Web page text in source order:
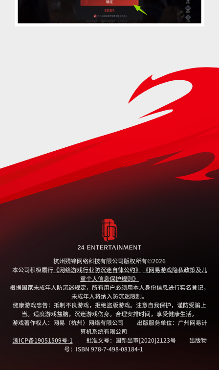
杭州残锋网络科技有限公司版权所有©2026
本公司积极履行《网络游戏行业防沉迷自律公约》
《网易游戏隐私政策及儿
童个人信息保护规则》
根据国家未成年人防沉迷规定，所有用户必须用本人身份信息进行实名登记，
未成年人将纳入防沉迷限制。
健康游戏忠告：抵制不良游戏，拒绝盗版游戏。注意自我保护，谨防受骗上
当。适度游戏益脑，沉迷游戏伤身。合理安排时间，享受健康生活。
游戏著作权人：网易（杭州）网络有限公司
出版服务单位：广州网易计
算机系统有限公司
浙ICP备19051509号-1
批准文号：国新出审[2020]2123号
出版物
号：ISBN 978-7-498-08184-1